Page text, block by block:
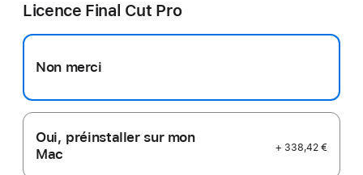
Licence Final Cut Pro
Non merci
Oui, préinstaller sur mon
Mac
+ 338,42 €